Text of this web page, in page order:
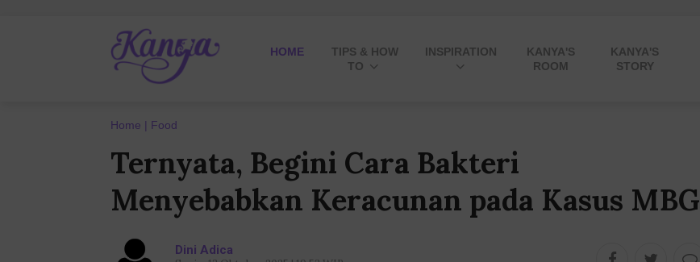
HOME
TIPS & HOW
TO
INSPIRATION
KANYA'S
ROOM
KANYA'S
STORY
Home Food
Ternyata, Begini Cara Bakteri
Menyebabkan Keracunan pada Kasus MBG
Dini Adica